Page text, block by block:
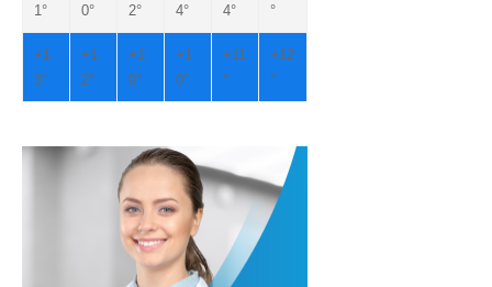
1°
0°
2°
4°
4°
°
+1
3°
+1
2°
+1
0°
+1
0°
+11
°
+12
°